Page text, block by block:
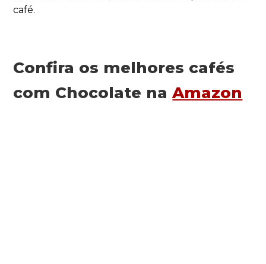
café.
Confira os melhores cafés
com Chocolate naAmazon